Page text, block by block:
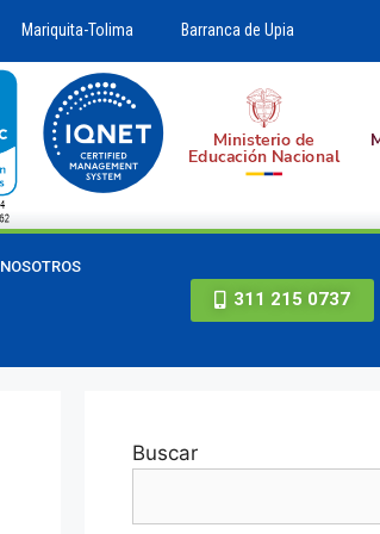
Mariquita-Tolima Barranca de Upia
NOSOTROS
311 215 0737
Buscar